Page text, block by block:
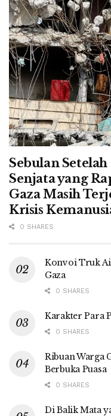
Sebulan
Senjata yang
Gaza Masih
Krisis
0 SHARES
Konvoi Truk
Gaza
0 SHARES
Karakter Para
0 SHARES
Ribuan Warga
Berbuka Puasa
0 SHARES
Di Balik Mata